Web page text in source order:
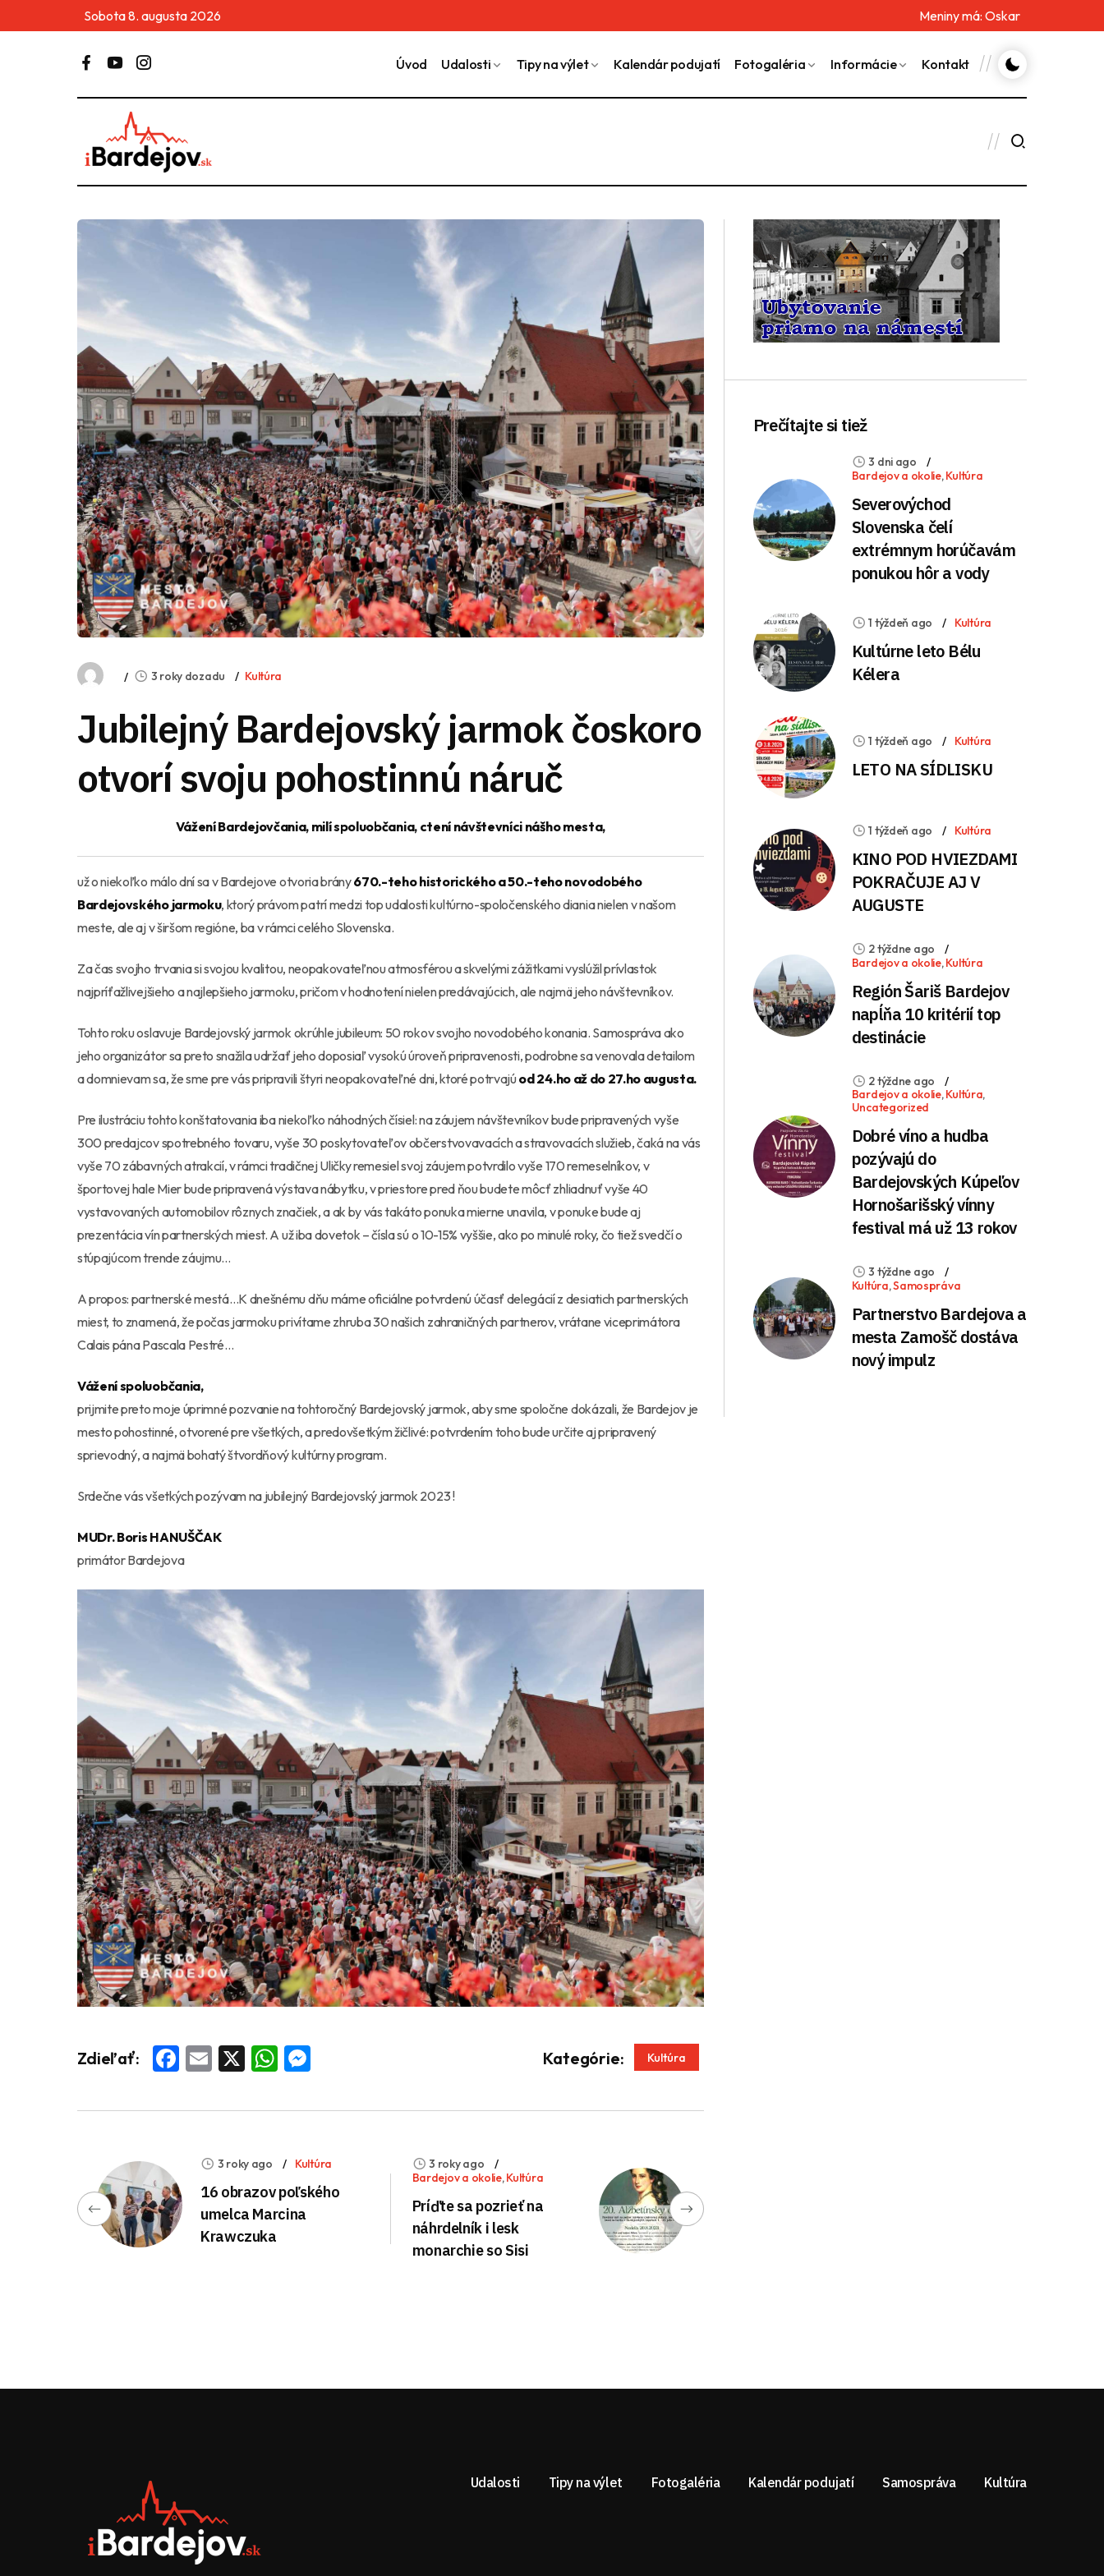
Sobota 8. augusta 2026 Meniny má: Oskar
Úvod Udalosti Tipy na výlet Kalendár podujatí Fotogaléria Informácie Kontakt
3 roky dozadu Kultúra
Jubilejný Bardejovský jarmok čoskoro
otvorí svoju pohostinnú náruč
Vážení Bardejovčania, milí spoluobčania, ctení návštevníci nášho mesta,
už o niekoľko málo dní sa v Bardejove otvoria brány670.-teho historického a 50.-teho novodobého
Bardejovského jarmoku, ktorý právom patrí medzi top udalosti kultúrno-spoločenského diania nielen v našom
meste, ale aj v širšom regióne, ba v rámci celého Slovenska.
Za čas svojho trvania si svojou kvalitou, neopakovateľnou atmosférou a skvelými zážitkami vyslúžil prívlastok
najpríťažlivejšieho a najlepšieho jarmoku, pričom v hodnotení nielen predávajúcich, ale najmä jeho návštevníkov.
Tohto roku oslavuje Bardejovský jarmok okrúhle jubileum: 50 rokov svojho novodobého konania. Samospráva ako
jeho organizátor sa preto snažila udržať jeho doposiaľ vysokú úroveň pripravenosti, podrobne sa venovala detailom
a domnievam sa, že sme pre vás pripravili štyri neopakovateľné dni, ktoré potrvajúod 24.ho až do 27.ho augusta.
Pre ilustráciu tohto konštatovania iba niekoľko náhodných čísiel: na záujem návštevníkov bude pripravených vyše
300 predajcov spotrebného tovaru, vyše 30 poskytovateľov občerstvovavacích a stravovacích služieb, čaká na vás
vyše 70 zábavných atrakcií, v rámci tradičnej Uličky remesiel svoj záujem potvrdilo vyše 170 remeselníkov, v
športovej hale Mier bude pripravená výstava nábytku, v priestore pred ňou budete môcť zhliadnuť vyše 40
vystavovaných automobilov rôznych značiek, a ak by vás takáto ponuka mierne unavila, v ponuke bude aj
prezentácia vín partnerských miest. A už iba dovetok – čísla sú o 10-15% vyššie, ako po minulé roky, čo tiež svedčí o
stúpajúcom trende záujmu…
A propos: partnerské mestá…K dnešnému dňu máme oficiálne potvrdenú účasť delegácií z desiatich partnerských
miest, to znamená, že počas jarmoku privítame zhruba 30 našich zahraničných partnerov, vrátane viceprimátora
Calais pána Pascala Pestré…
Vážení spoluobčania,
prijmite preto moje úprimné pozvanie na tohtoročný Bardejovský jarmok, aby sme spoločne dokázali, že Bardejov je
mesto pohostinné, otvorené pre všetkých, a predovšetkým žičlivé: potvrdením toho bude určite aj pripravený
sprievodný, a najmä bohatý štvordňový kultúrny program.
Srdečne vás všetkých pozývam na jubilejný Bardejovský jarmok 2023 !
MUDr. Boris HANUŠČAK
primátor Bardejova
Zdieľať: Facebook
Email
X WhatsApp
Messenger Kategórie: Kultúra
3 roky ago Kultúra
16 obrazov poľského
umelca Marcina
Krawczuka
3 roky ago
Bardejov a okolie,Kultúra
Príďte sa pozrieť na
náhrdelník i lesk
monarchie so Sisi
Prečítajte si tiež
3 dni ago
Bardejov a okolie,Kultúra
Severovýchod
Slovenska čelí
extrémnym horúčavám
ponukou hôr a vody
1 týždeň ago Kultúra
Kultúrne leto Bélu
Kélera
1 týždeň ago Kultúra
LETO NA SÍDLISKU
1 týždeň ago Kultúra
KINO POD HVIEZDAMI
POKRAČUJE AJ V
AUGUSTE
2 týždne ago
Bardejov a okolie,Kultúra
Región Šariš Bardejov
napĺňa 10 kritérií top
destinácie
2 týždne ago
Bardejov a okolie,Kultúra,
Uncategorized
Dobré víno a hudba
pozývajú do
Bardejovských Kúpeľov
Hornošarišský vínny
festival má už 13 rokov
3 týždne ago
Kultúra,Samospráva
Partnerstvo Bardejova a
mesta Zamošč dostáva
nový impulz
Udalosti Tipy na výlet Fotogaléria Kalendár podujatí Samospráva Kultúra